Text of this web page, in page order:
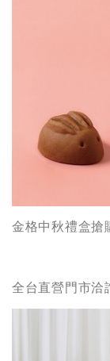
金格中秋禮盒搶
全台直營門市洽